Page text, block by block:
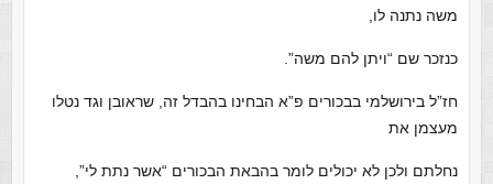
משה נתנה לו,
כנזכר שם “ויתן להם משה”.
חז”ל בירושלמי בבכורים פ”א הבחינו בהבדל זה, שראובן וגד נטלו
מעצמן את
נחלתם ולכן לא יכולים לומר בהבאת הבכורים “אשר נתת לי”,